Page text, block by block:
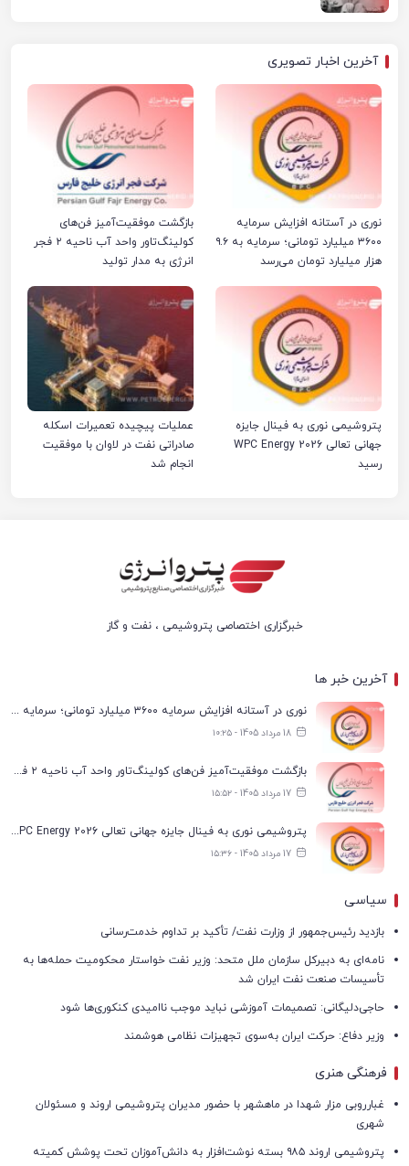
آخرین اخبار تصویری
نوری در آستانه افزایش سرمایه
۳۶۰۰ میلیارد تومانی؛ سرمایه به ۹.۶
هزار میلیارد تومان می‌رسد
بازگشت موفقیت‌آمیز فن‌های
کولینگ‌تاور واحد آب ناحیه ۲ فجر
انرژی به مدار تولید
پتروشیمی نوری به فینال جایزه
جهانی تعالی WPC Energy 2026
رسید
عملیات پیچیده تعمیرات اسکله
صادراتی نفت در لاوان با موفقیت
انجام شد
خبرگزاری اختصاصی پتروشیمی ، نفت و گاز
آخرین خبر ها
نوری در آستانه افزایش سرمایه ۳۶۰۰ میلیارد تومانی؛ سرمایه به ۹.۶ هزار میلیارد تومان می‌رسد
18 مرداد 1405 - ۱۰:۲۵
بازگشت موفقیت‌آمیز فن‌های کولینگ‌تاور واحد آب ناحیه ۲ فجر انرژی به مدار تولید
17 مرداد 1405 - ۱۵:۵۲
پتروشیمی نوری به فینال جایزه جهانی تعالی WPC Energy 2026 رسید
17 مرداد 1405 - ۱۵:۳۶
سیاسی
بازدید رئیس‌جمهور از وزارت نفت/ تأکید بر تداوم خدمت‌رسانی
نامه‌ای به دبیرکل سازمان ملل متحد: وزیر نفت خواستار محکومیت حمله‌ها به
تأسیسات صنعت نفت ایران شد
حاجی‌دلیگانی: تصمیمات آموزشی نباید موجب ناامیدی کنکوری‌ها شود
وزیر دفاع: حرکت ایران به‌سوی تجهیزات نظامی هوشمند
فرهنگی هنری
غبارروبی مزار شهدا در ماهشهر با حضور مدیران پتروشیمی اروند و مسئولان
شهری
پتروشیمی اروند ۹۸۵ بسته نوشت‌افزار به دانش‌آموزان تحت پوشش کمیته